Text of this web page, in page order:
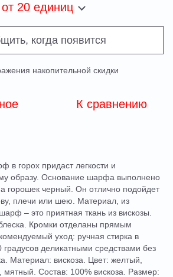
от 20 единиц
когда появится
накопительной скидки
К сравнению
в горох придаст легкости и
образу. Основание шарфа выполнено
горошек черный. Он отлично подойдет
плечи или шею. Материал, из
– это приятная ткань из вискозы.
Кромки отделаны прямым
уход: ручная стирка в
деликатными средствами без
Материал: вискоза. Цвет: желтый,
Состав: 100% вискоза. Размер: